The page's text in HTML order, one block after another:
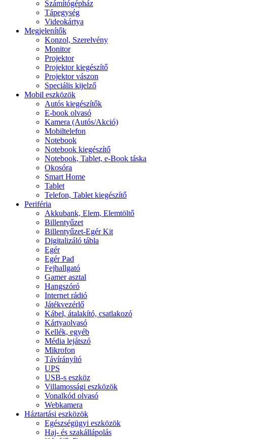
Számítógépház
Tápegység
Videokártya
Megjelenítők
Konzol, Szerelvény
Monitor
Projektor
Projektor kiegészítő
Projektor vászon
Speciális kijelző
Mobil eszközök
Autós kiegészítők
E-book olvasó
Kamera (Autós/Akció)
Mobiltelefon
Notebook
Notebook kiegészítő
Notebook, Tablet, e-Book táska
Okosóra
Smart Home
Tablet
Telefon, Tablet kiegészítő
Periféria
Akkubank, Elem, Elemtöltő
Billentyűzet
Billentyűzet-Egér Kit
Digitalizáló tábla
Egér
Egér Pad
Fejhallgató
Gamer asztal
Hangszóró
Internet rádió
Játékvezérlő
Kábel, átalakító, csatlakozó
Kártyaolvasó
Kellék, egyéb
Média lejátszó
Mikrofon
Távírányító
UPS
USB-s eszköz
Villamossági eszközök
Vonalkód olvasó
Webkamera
Háztartási eszközök
Egészségügyi eszközök
Haj- és szakállápolás